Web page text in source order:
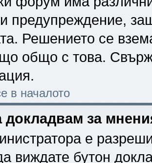
предупреждение,
Решението се
общо с това.
в началото
докладвам за
е
виждате бутон